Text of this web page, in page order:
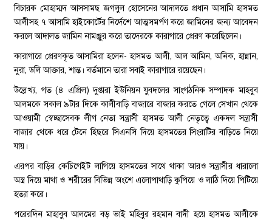
বিচারক মোহাম্মদ আসসামছ জগলুল হোসেনের আদালতে প্রধান আসামি হাসমত
আলীসহ ৭ আসামি হাইকোর্টের নির্দেশে আত্মসমর্পণ করে জামিনের জন্য আবেদন
করলে আদালত জামিন নামঞ্জুর করে তাদেরকে কারাগারে প্রেরণ করেছিলেন।
কারাগারে প্রেরণকৃত আসামিরা হলেন- হাসমত আলী, আল আমিন, অনিক, হান্নান,
নুরা, ডলি আক্তার, শান্ত। বর্তমানে তারা সবাই কারাগারে রয়েছেন।
উল্লেখ্য, গত (৪ এপ্রিল) দুপ্তারা ইউনিয়ন যুবদলের সাংগঠনিক সম্পাদক মাহবুব
আলমকে সকাল ৯টার দিকে কালীবাড়ি বাজারে বাজার করতে গেলে সেখান থেকে
আওয়ামী স্বেচ্ছাসেবক লীগ নেতা সন্ত্রাসী হাসমত আলী নেতৃত্বে একদল সন্ত্রাসী
বাজার থেকে ধরে টেনে হিছরে সিএনসি দিয়ে হাসমতের সিংরাটির বাড়িতে নিয়ে
যায়।
এরপর বাড়ির কেচিগেইট লাগিয়ে হাসমতের সাথে থাকা আরও সন্ত্রাসীর ধারালো
অস্ত্র দিয়ে মাথা ও শরীরের বিভিন্ন অংশে এলোপাথাড়ি কুপিয়ে ও লাঠি দিয়ে পিটিয়ে
হত্যা করে।
পরেরদিন মাহাবুব আলমের বড় ভাই মহিবুর রহমান বাদী হয়ে হাসমত আলীকে